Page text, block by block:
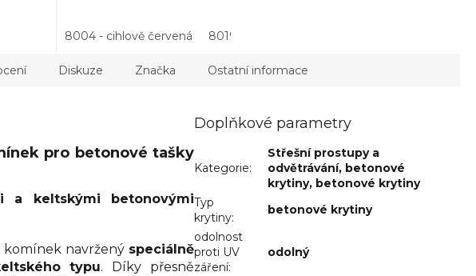
8004 - cihlově červená 8019 - hnědá
Diskuze Značka Ostatní informace
pro betonové tašky
a keltskými betonovými
komínek navržený speciálně
typu. Díky přesně
Doplňkové parametry
Kategorie:
Střešní prostupy a
odvětrávání, betonové
krytiny, betonové krytiny
Typ
krytiny:
betonové krytiny
odolnost
proti UV
záření:
odolný